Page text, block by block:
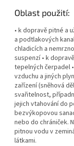
Oblast použití:
• k dopravě pitné a
a podtlakových
chladicích a
suspenzí • k
tepelných čerpadel
vzduchu a jiných
zařízení (sněhová
svařitelnost,
jejich vtahování do
bezvýkopovou
nebo do chrániček.
pitnou vodu v
látkami.